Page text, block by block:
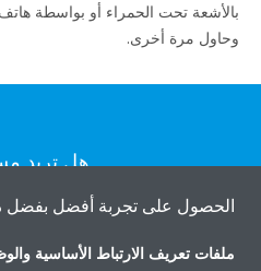
بالأشعة تحت الحمراء أو بواسطة
وحاول مرة أخرى.
هل تريد
الحصول على تجربة أفضل بفضل
ملفات تعريف الارتباط الأساسية